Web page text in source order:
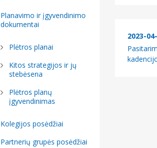
Planavimo ir įgyvendinimo
dokumentai
Plėtros planai
Kitos strategijos ir jų
stebėsena
Plėtros planų
įgyvendinimas
Kolegijos posėdžiai
Partnerių grupės posėdžiai
Įvykę
2023-